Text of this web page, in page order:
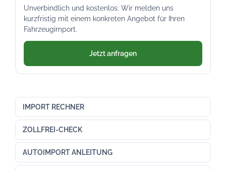
Unverbindlich und kostenlos: Wir melden uns
kurzfristig mit einem konkreten Angebot für Ihren
Fahrzeugimport.
Jetzt anfragen
IMPORT RECHNER
ZOLLFREI-CHECK
AUTOIMPORT ANLEITUNG